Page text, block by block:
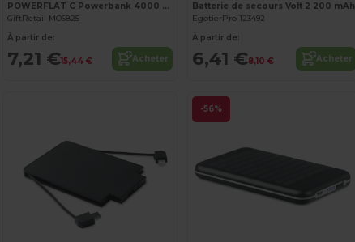
POWERFLAT C Powerbank 4000 mAh Type C
GiftRetail MO6825
À partir de:
7,21 €15,44 € Acheter
Batterie de secours Volt 2 200 mAh
EgotierPro 123492
À partir de:
6,41 €8,10 € Acheter
-56%